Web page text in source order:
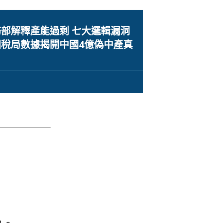
解釋產能過剩 七大邏輯漏洞
局數據揭開中國4億偽中產真